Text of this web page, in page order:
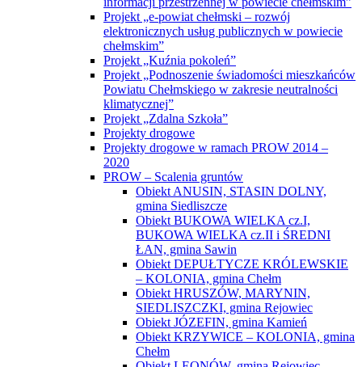
Projekt „e-powiat chełmski – rozwój
elektronicznych usług publicznych w powiecie
chełmskim”
Projekt „Kuźnia pokoleń”
Projekt „Podnoszenie świadomości mieszkańców
Powiatu Chełmskiego w zakresie neutralności
klimatycznej”
Projekt „Zdalna Szkoła”
Projekty drogowe
Projekty drogowe w ramach PROW 2014 –
2020
PROW – Scalenia gruntów
Obiekt ANUSIN, STASIN DOLNY,
gmina Siedliszcze
Obiekt BUKOWA WIELKA cz.I,
BUKOWA WIELKA cz.II i ŚREDNI
ŁAN, gmina Sawin
Obiekt DEPUŁTYCZE KRÓLEWSKIE
– KOLONIA, gmina Chełm
Obiekt HRUSZÓW, MARYNIN,
SIEDLISZCZKI, gmina Rejowiec
Obiekt JÓZEFIN, gmina Kamień
Obiekt KRZYWICE – KOLONIA, gmina
Chełm